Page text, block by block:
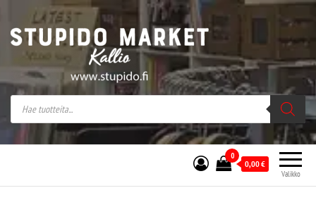
Stupido Market – verkossa ja kivijalassa
Stupido Market on vaihtoehtomusaan
erikoistunut verkko- sekä
kivijalkakauppa Helsingissä Kallion
sydämessä.
Valikko
0
0,00€